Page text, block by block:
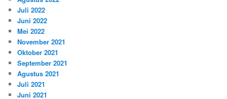
Juli 2022
Juni 2022
Mei 2022
November 2021
Oktober 2021
September 2021
Agustus 2021
Juli 2021
Juni 2021